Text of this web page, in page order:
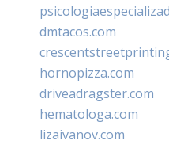
dmtacos.com
hornopizza.com
driveadragster.com
hematologa.com
lizaivanov.com